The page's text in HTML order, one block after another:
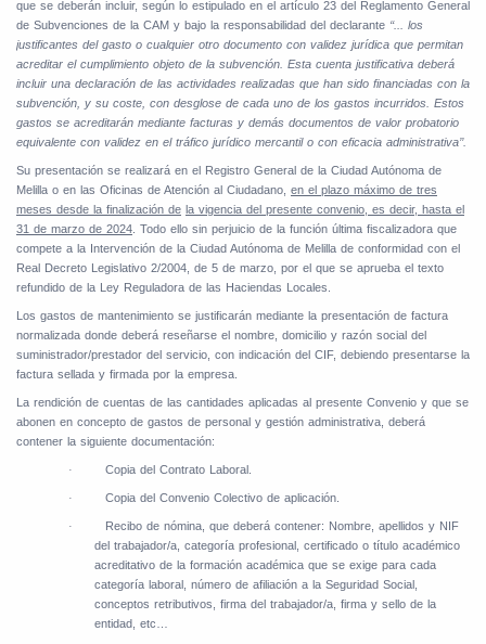
que se deberán incluir, según lo estipulado en el artículo 23 del Reglamento General
de Subvenciones de la CAM y bajo la responsabilidad del declarante ‘‘... los
justificantes del gasto o cualquier otro documento con validez jurídica que permitan
acreditar el cumplimiento objeto de la subvención. Esta cuenta justificativa deberá
incluir una declaración de las actividades realizadas que han sido financiadas con la
subvención, y su coste, con desglose de cada uno de los gastos incurridos. Estos
gastos se acreditarán mediante facturas y demás documentos de valor probatorio
equivalente con validez en el tráfico jurídico mercantil o con eficacia administrativa’’.
Su presentación se realizará en el Registro General de la Ciudad Autónoma de
Melilla o en las Oficinas de Atención al Ciudadano, en el plazo máximo de tres
meses desde la finalización de la vigencia del presente convenio, es decir, hasta el
31 de marzo de 2024 . Todo ello sin perjuicio de la función última fiscalizadora que
compete a la Intervención de la Ciudad Autónoma de Melilla de conformidad con el
Real Decreto Legislativo 2/2004, de 5 de marzo, por el que se aprueba el texto
refundido de la Ley Reguladora de las Haciendas Locales.
Los gastos de mantenimiento se justificarán mediante la presentación de factura
normalizada donde deberá reseñarse el nombre, domicilio y razón social del
suministrador/prestador del servicio, con indicación del CIF, debiendo presentarse la
factura sellada y firmada por la empresa.
La rendición de cuentas de las cantidades aplicadas al presente Convenio y que se
abonen en concepto de gastos de personal y gestión administrativa, deberá
contener la siguiente documentación:
· Copia del Contrato Laboral.
· Copia del Convenio Colectivo de aplicación.
·
Recibo de nómina, que deberá contener: Nombre, apellidos y NIF
del trabajador/a, categoría profesional, certificado o título académico
acreditativo de la formación académica que se exige para cada
categoría laboral, número de afiliación a la Seguridad Social,
conceptos retributivos, firma del trabajador/a, firma y sello de la
entidad, etc…